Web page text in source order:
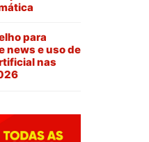
para
news e uso de
nas